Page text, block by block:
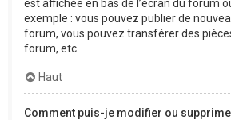
est affichée en bas de l’écran du forum
exemple : vous pouvez publier de
forum, vous pouvez transférer des
forum, etc.
Haut
Comment puis-je modifier ou